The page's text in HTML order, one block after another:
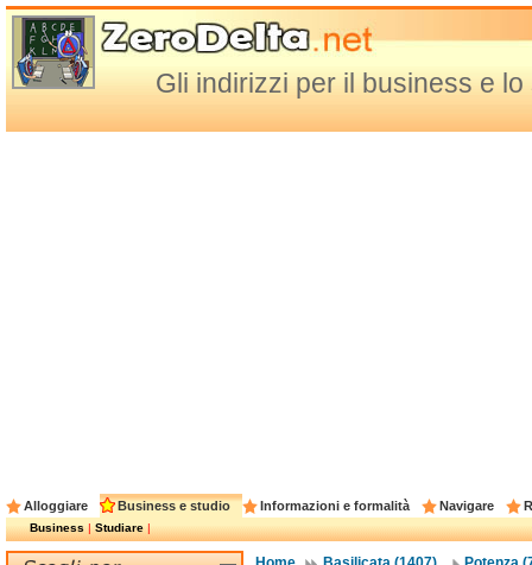
Gli indirizzi per il business e
Alloggiare Business e studio Informazioni e formalità Navigare
Business|Studiare|